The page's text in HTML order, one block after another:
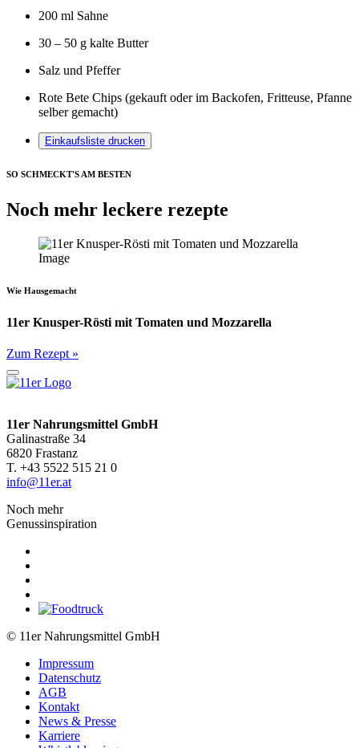
200 ml Sahne
30 – 50 g kalte Butter
Salz und Pfeffer
Rote Bete Chips (gekauft oder im Backofen, Fritteuse, Pfanne
selber gemacht)
Einkaufsliste drucken
SO SCHMECKT'S AM BESTEN
Noch mehr leckere rezepte
Wie Hausgemacht
11er Knusper-Rösti mit Tomaten und Mozzarella
Zum Rezept »
11er Nahrungsmittel GmbH
Galinastraße 34
6820 Frastanz
T. +43 5522 515 21 0
info@11er.at
Noch mehr
Genussinspiration
© 11er Nahrungsmittel GmbH
Impressum
Datenschutz
AGB
Kontakt
News & Presse
Karriere